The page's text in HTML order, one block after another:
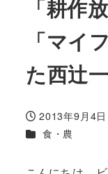
「耕作
「マイ
た西辻
投稿日
2013年9月4日
カテゴリー
食・農